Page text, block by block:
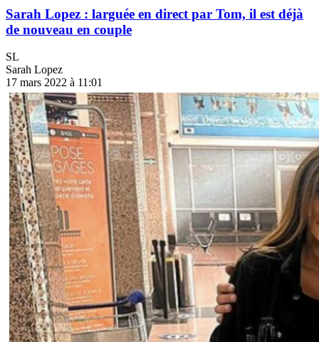
Sarah Lopez : larguée en direct par Tom, il est déjà
de nouveau en couple
SL
Sarah Lopez
17 mars 2022 à 11:01